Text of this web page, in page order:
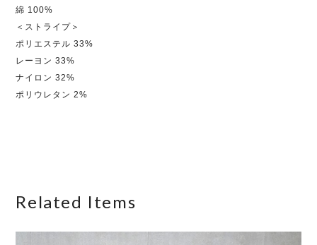
綿 100%
＜ストライプ＞
ポリエステル 33%
レーヨン 33%
ナイロン 32%
ポリウレタン 2%
Related Items